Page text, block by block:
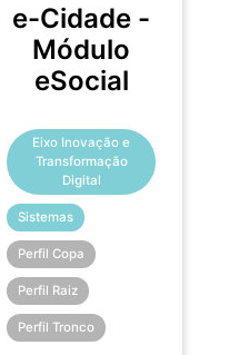
e-Cidade -
Módulo
eSocial
Eixo Inovação e
Transformação
Digital
Sistemas
Perfil Copa
Perfil Raiz
Perfil Tronco